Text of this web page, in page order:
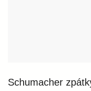
Schumacher